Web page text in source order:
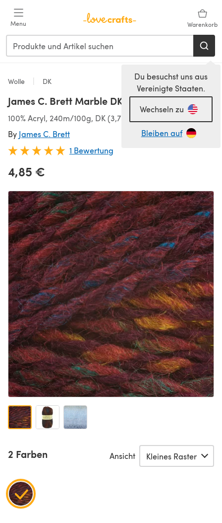
Menu Warenkorb
Du besuchst uns aus
Vereinigte Staaten.
Wechseln zu
Bleiben auf
Wolle DK
James C. Brett Marble DK
100% Acryl, 240m/100g, DK (3,75-4,50 mm)
By James C. Brett
1 Bewertung
4,85 €
2 Farben Ansicht